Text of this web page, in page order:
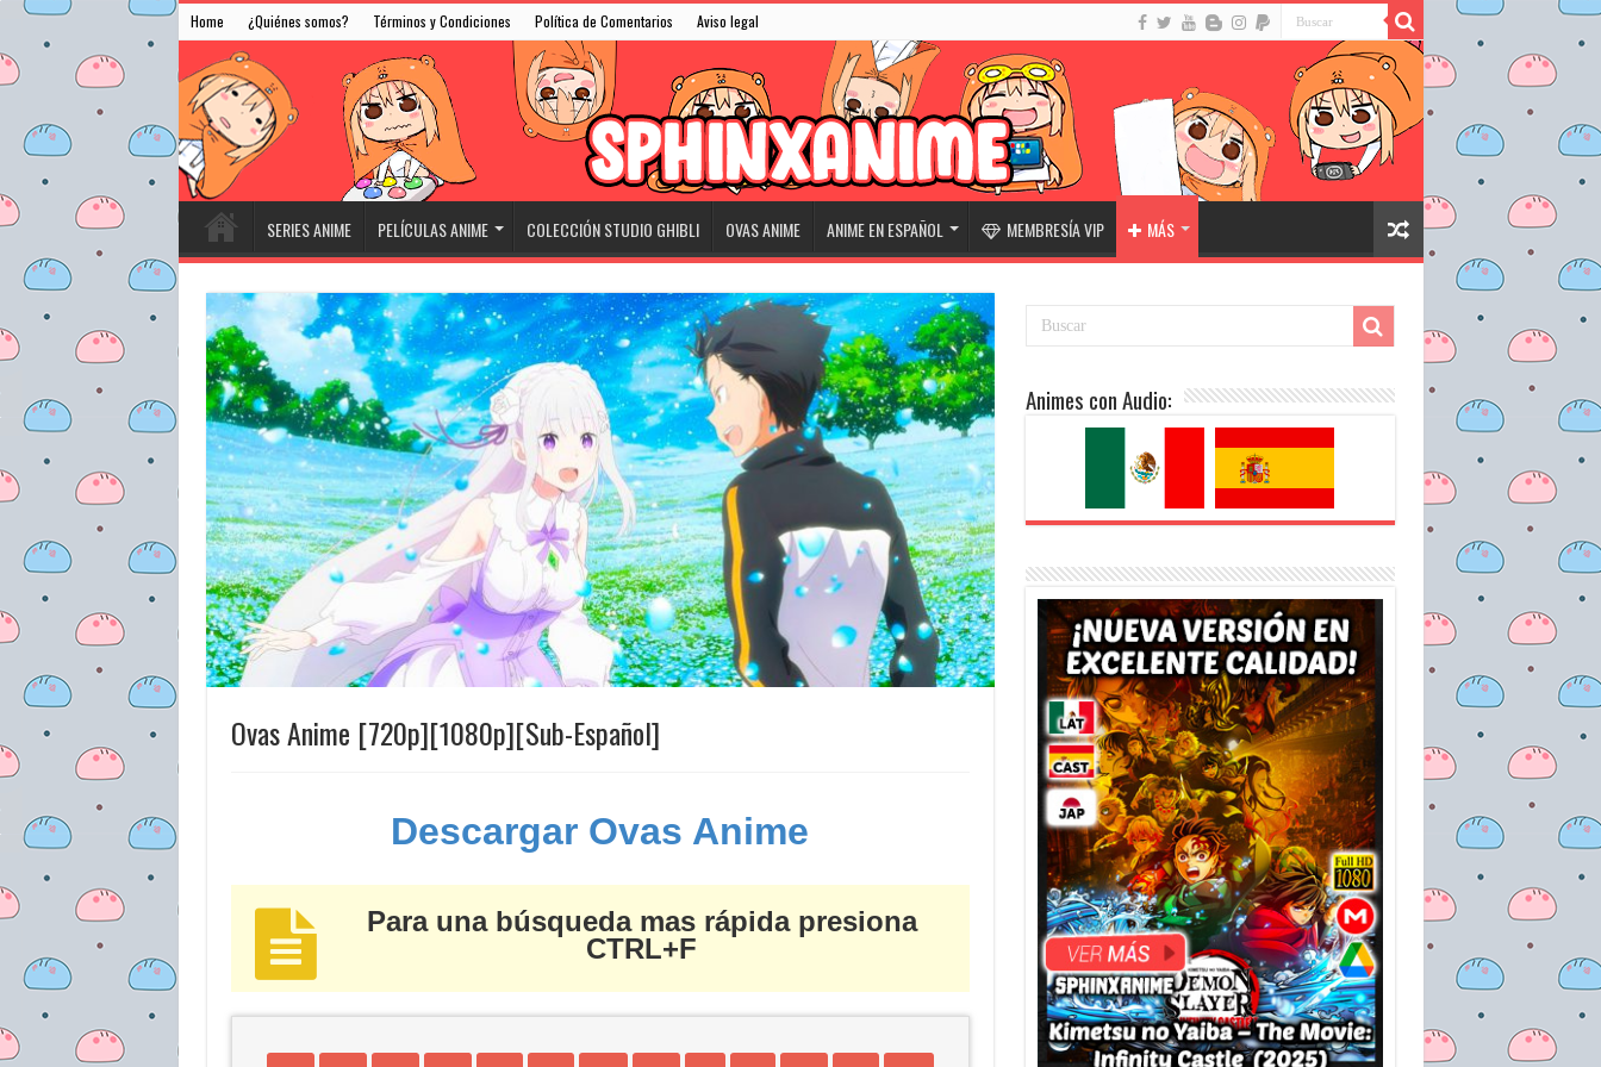
Home ¿Quiénes somos? Términos y Condiciones Política de Comentarios Aviso legal
SERIES ANIME PELÍCULAS ANIME COLECCIÓN STUDIO GHIBLI OVAS ANIME ANIME EN ESPAÑOL MEMBRESÍA VIP MÁS
Ovas Anime [720p][1080p][Sub-Español]
Descargar Ovas Anime
Para una búsqueda mas rápida presiona
CTRL+F
Animes con Audio: